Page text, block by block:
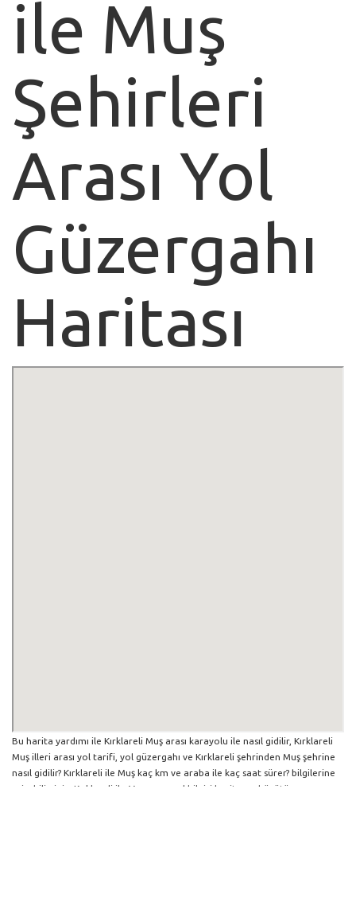
ile Muş
Şehirleri
Arası Yol
Güzergahı
Haritası
Bu harita yardımı ile Kırklareli Muş arası karayolu ile nasıl gidilir, Kırklareli
Muş illeri arası yol tarifi, yol güzergahı ve Kırklareli şehrinden Muş şehrine
nasıl gidilir? Kırklareli ile Muş kaç km ve araba ile kaç saat sürer? bilgilerine
erişebilirsiniz. Kırklareli ile Muş arası yol bilgisi haritasını büyütüp